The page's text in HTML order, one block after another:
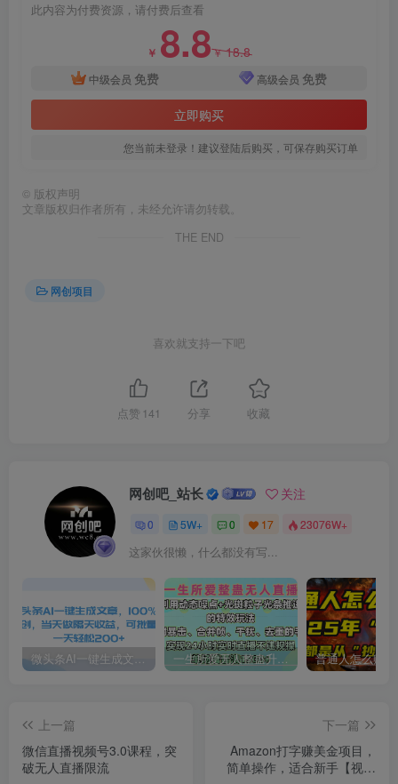
此内容为付费资源，请付费后查看
￥ 8.8￥18.8
中级会员 免费 高级会员 免费
立即购买
您当前未登录！建议登陆后购买，可保存购买订单
© 版权声明
文章版权归作者所有，未经允许请勿转载。
THE END
网创项目
喜欢就支持一下吧
点赞 141 分享 收藏
网创吧_站长 关注
0 5W+ 0 17 23076W+
这家伙很懒，什么都没有写...
微头条AI一键生成文章，100%过原创，当天做隔天收益，可批量，一天轻松200+ 一生所爱无人整蛊升级版9.0，利用动态噪点+光斑粒子光条推进的特效玩法，内附暴击、合并帧、干扰、去重的手法，实现24小时实时直播不违规操，单场日入1500+，小白也能无脑驾驭
上一篇
微信直播视频号3.0课程，突
破无人直播限流
下一篇
Amazon打字赚美金项目，
简单操作，适合新手【视频